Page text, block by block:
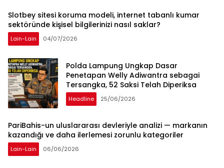
Slotbey sitesi koruma modeli, internet tabanlı kumar
sektöründe kişisel bilgilerinizi nasıl saklar?
Lain-Lain 04/07/2026
Polda Lampung Ungkap Dasar
Penetapan Welly Adiwantra sebagai
Tersangka, 52 Saksi Telah Diperiksa
Headline 25/06/2026
PariBahis-un uluslararası devleriyle analizi — markanın
kazandığı ve daha ilerlemesi zorunlu kategoriler
Lain-Lain 06/06/2026